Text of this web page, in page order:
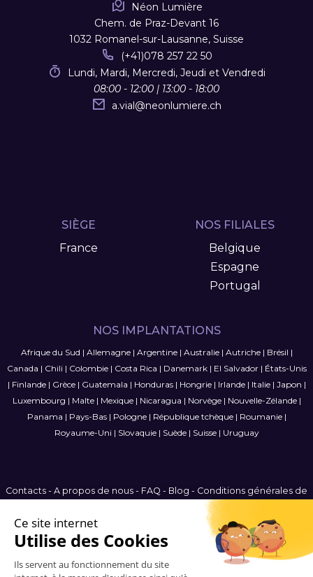
Néon Lumière
Chem. de Praz-Devant 16
1032 Romanel-sur-Lausanne, Suisse
(+41)078 257 22 50
Lundi, Mardi, Mercredi, Jeudi et Vendredi
08:00 - 12:00 | 13:00 - 18:00
a.vial@neonlumiere.ch
SIÈGE
France
NOS FILIALES
Belgique
Espagne
Portugal
NOS IMPLANTATIONS
Afrique du Sud | Allemagne| Argentine| Australie| Autriche| Brésil |
Canada | Chili | Colombie| Costa Rica | Danemark| El Salvador| États-Unis
| Finlande| Grèce| Guatemala | Honduras| Hongrie| Irlande| Italie| Japon |
Luxembourg | Malte| Mexique| Nicaragua | Norvège| Nouvelle-Zélande|
Panama | Pays-Bas| Pologne| République tchèque| Roumanie|
Royaume-Uni | Slovaquie| Suède| Suisse| Uruguay
Contacts - A propos de nous - FAQ - Blog - Conditions générales de
Politique de confidentialité-Plan du site